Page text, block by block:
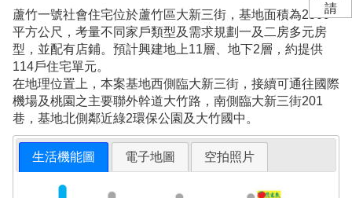
蘆竹一號社會住宅位於蘆竹區大新三街，基地面積為2509
平方公尺，考量不同家戶類型及需求規劃一及二房多元房
型，並配有店鋪。預計興建地上11層、地下2層，約提供
114戶住宅單元。
在地理位置上，本案基地西側臨大新三街，接續可通往國際
機場及桃園之主要聯外幹道大竹路，南側臨大新三街201
巷，基地北側鄰近綠2環保公園及大竹國中。
生活機能圖 電子地圖 空拍照片
請